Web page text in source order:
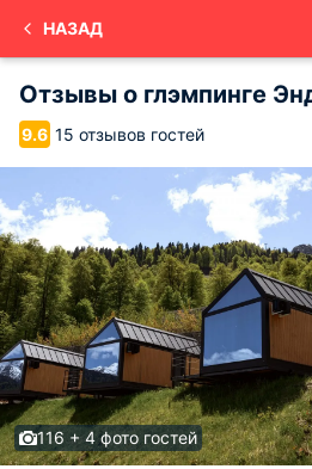
НАЗАД
Отзывы о глэмпинге
9.6 15 отзывов гостей
116 + 4 фото гостей